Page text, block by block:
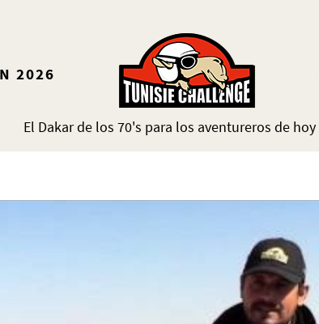
2026
El Dakar de los 70's para los aventureros de hoy